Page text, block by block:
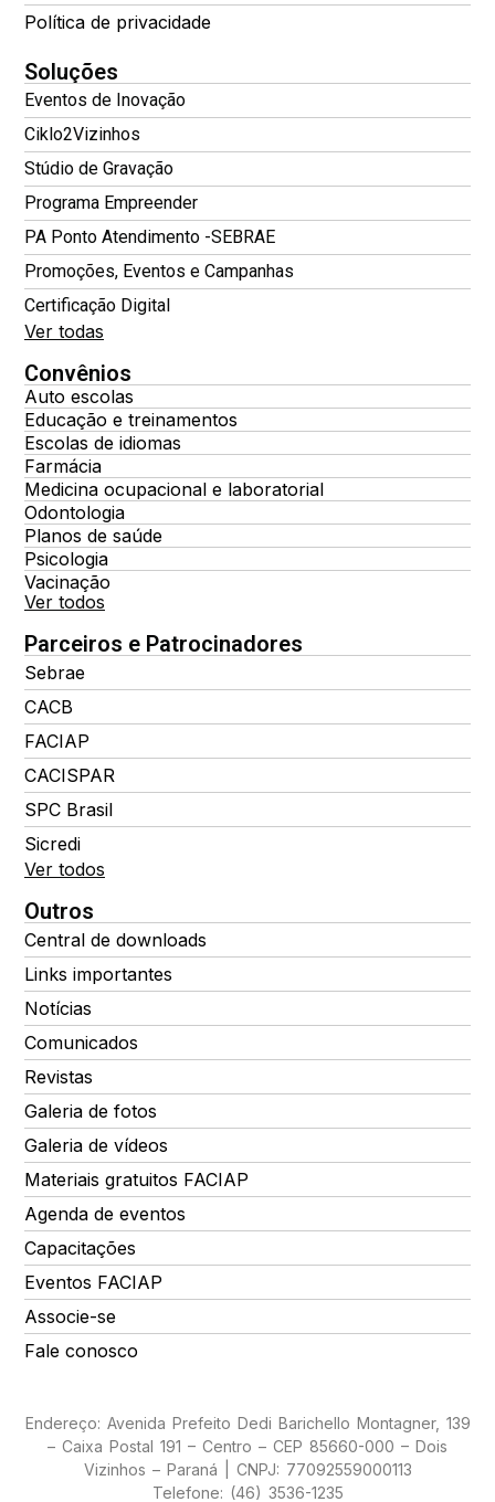
Política de privacidade
Soluções
Eventos de Inovação
Ciklo2Vizinhos
Stúdio de Gravação
Programa Empreender
PA Ponto Atendimento -SEBRAE
Promoções, Eventos e Campanhas
Certificação Digital
Ver todas
Convênios
Auto escolas
Educação e treinamentos
Escolas de idiomas
Farmácia
Medicina ocupacional e laboratorial
Odontologia
Planos de saúde
Psicologia
Vacinação
Ver todos
Parceiros e Patrocinadores
Sebrae
CACB
FACIAP
CACISPAR
SPC Brasil
Sicredi
Ver todos
Outros
Central de downloads
Links importantes
Notícias
Comunicados
Revistas
Galeria de fotos
Galeria de vídeos
Materiais gratuitos FACIAP
Agenda de eventos
Capacitações
Eventos FACIAP
Associe-se
Fale conosco
Endereço: Avenida Prefeito Dedi Barichello Montagner, 139
– Caixa Postal 191 – Centro – CEP 85660-000 – Dois
Vizinhos – Paraná | CNPJ: 77092559000113
Telefone: (46) 3536-1235